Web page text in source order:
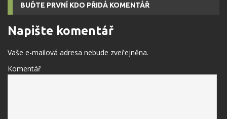
BUĎTE PRVNÍ KDO PŘIDÁ KOMENTÁŘ
Napište komentář
Vaše e-mailová adresa nebude zveřejněna.
Komentář